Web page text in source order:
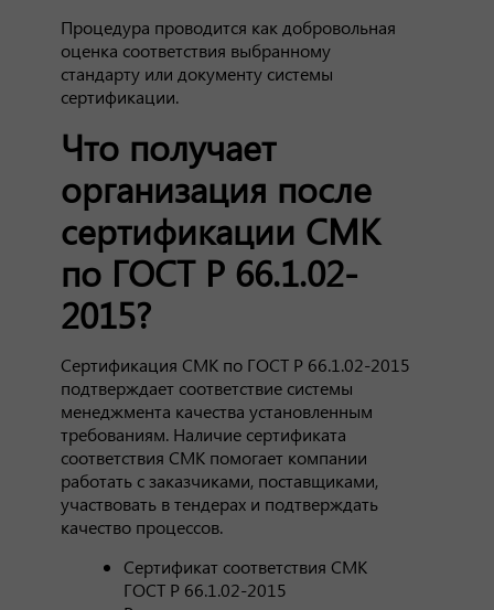
Процедура проводится как добровольная
оценка соответствия выбранному
стандарту или документу системы
сертификации.
Что получает
организация после
сертификации СМК
по ГОСТ Р 66.1.02-
2015?
Сертификация СМК по ГОСТ Р 66.1.02-2015
подтверждает соответствие системы
менеджмента качества установленным
требованиям. Наличие сертификата
соответствия СМК помогает компании
работать с заказчиками, поставщиками,
участвовать в тендерах и подтверждать
качество процессов.
Сертификат соответствия СМК
ГОСТ Р 66.1.02-2015